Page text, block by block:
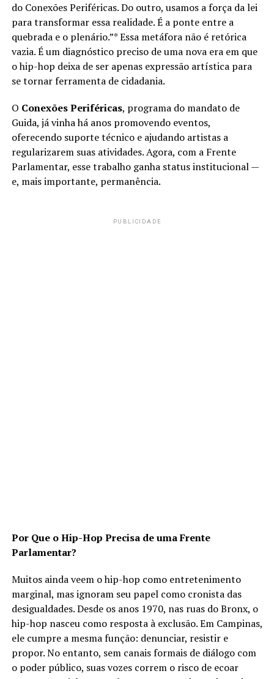
do Conexões Periféricas. Do outro, usamos a força da lei
para transformar essa realidade. É a ponte entre a
quebrada e o plenário.”* Essa metáfora não é retórica
vazia. É um diagnóstico preciso de uma nova era em que
o hip-hop deixa de ser apenas expressão artística para
se tornar ferramenta de cidadania.
O Conexões Periféricas, programa do mandato de
Guida, já vinha há anos promovendo eventos,
oferecendo suporte técnico e ajudando artistas a
regularizarem suas atividades. Agora, com a Frente
Parlamentar, esse trabalho ganha status institucional —
e, mais importante, permanência.
PUBLICIDADE
Por Que o Hip-Hop Precisa de uma Frente
Parlamentar?
Muitos ainda veem o hip-hop como entretenimento
marginal, mas ignoram seu papel como cronista das
desigualdades. Desde os anos 1970, nas ruas do Bronx, o
hip-hop nasceu como resposta à exclusão. Em Campinas,
ele cumpre a mesma função: denunciar, resistir e
propor. No entanto, sem canais formais de diálogo com
o poder público, suas vozes correm o risco de ecoar